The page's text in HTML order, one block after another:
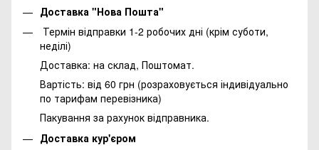
Доставка "Нова Пошта"
Термін відправки 1-2 робочих дні (крім суботи,
неділі)
Доставка: на склад, Поштомат.
Вартість: від 60 грн (розраховується індивідуально
по тарифам перевізника)
Пакування за рахунок відправника.
Доставка кур'єром